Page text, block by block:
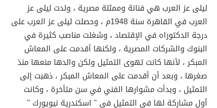
ليلى عز العرب هي فنانة وممثلة مصرية ، ولدت ليلى عز
العرب في القاهرة سنة 1948م ، وحصلت ليلى عز العرب على
درجة الدكتوراه في الإقتصاد ، وشغلت مناصب كثيرة في
البنوك والشركات المصرية ، ولكنها أقدمت على المعاش
المبكر ، لأنها كانت تهوى التمثيل ولكن والدها منعها منذ
صغرها ، وبعد أن أقدمت على المعاش المبكر ، ذهبت إلى
التمثيل ، وبدأت مشوارها الفني في سن متأخرة ، وكانت
أول مشاركة لها في التمثيل في " اسكندرية نيويورك "